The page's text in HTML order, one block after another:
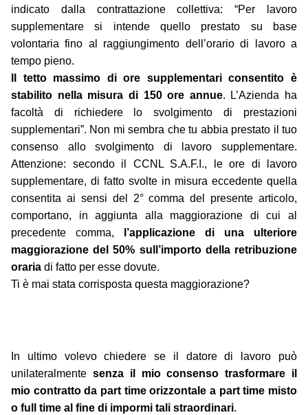
indicato dalla contrattazione collettiva: “Per lavoro
supplementare si intende quello prestato su base
volontaria fino al raggiungimento dell’orario di lavoro a
tempo pieno.
Il tetto massimo di ore supplementari consentito è
stabilito nella misura di 150 ore annue. L’Azienda ha
facoltà di richiedere lo svolgimento di prestazioni
supplementari”. Non mi sembra che tu abbia prestato il tuo
consenso allo svolgimento di lavoro supplementare.
Attenzione: secondo il CCNL S.A.F.I., le ore di lavoro
supplementare, di fatto svolte in misura eccedente quella
consentita ai sensi del 2° comma del presente articolo,
comportano, in aggiunta alla maggiorazione di cui al
precedente comma,
l’applicazione di una ulteriore
maggiorazione del 50% sull’importo della retribuzione
oraria di fatto per esse dovute.
Ti è mai stata corrisposta questa maggiorazione?
In ultimo volevo chiedere se il datore di lavoro può
unilateralmente senza il mio consenso trasformare il
mio contratto da part time orizzontale a part time misto
o full time al fine di impormi tali straordinari.